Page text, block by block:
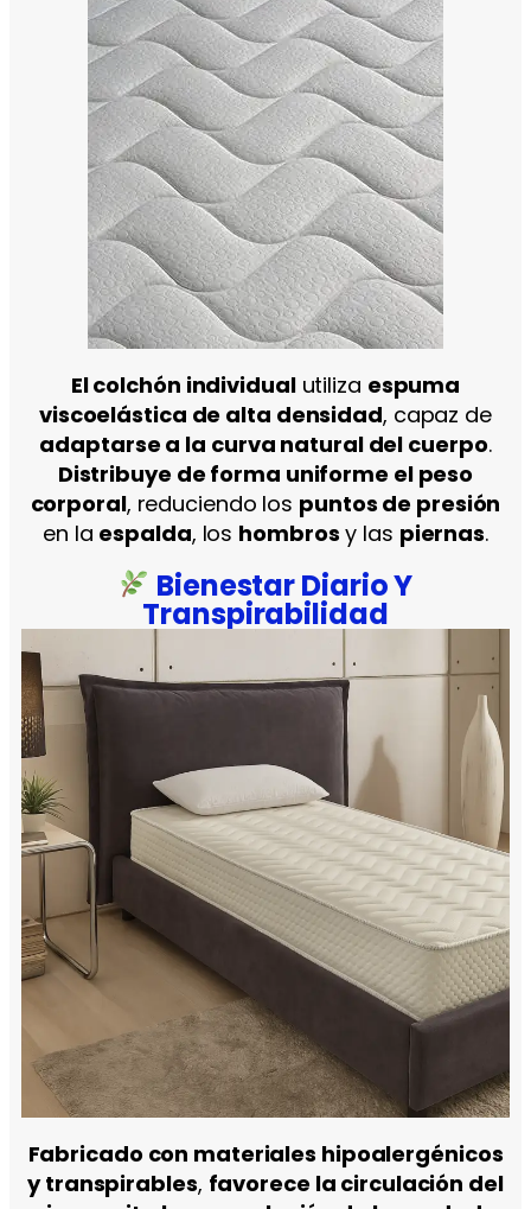
El colchón individualutiliza espuma
viscoelástica de alta densidad, capaz de
adaptarse a la curva natural del cuerpo.
Distribuye de forma uniforme el peso
corporal, reduciendo los puntos de presión
en la espalda, los hombros y las piernas.
Bienestar Diario Y
Transpirabilidad
Fabricado con materiales hipoalergénicos
y transpirables, favorece la circulación del